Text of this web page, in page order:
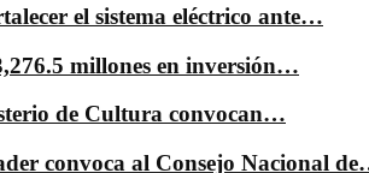
el sistema eléctrico ante…
millones en inversión…
de Cultura convocan…
convoca al Consejo Nacional